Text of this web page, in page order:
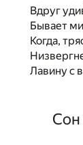
Вдруг
Бывает
Когда,
Лавину с